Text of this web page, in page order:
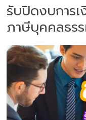
รับปิดงบการ
ภาษีบุคคลธร